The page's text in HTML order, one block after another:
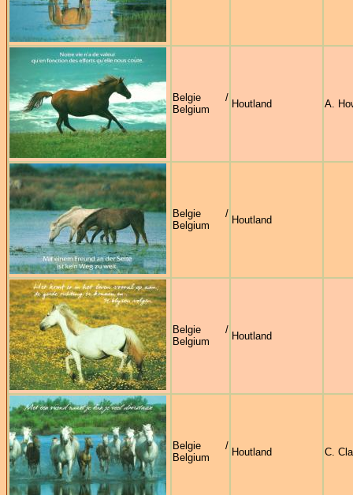
Belgie /
Belgium
Houtland A.
Belgie /
Belgium
Houtland
Belgie /
Belgium
Houtland
Belgie /
Belgium
Houtland C.